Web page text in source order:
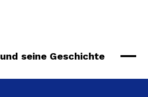
seine Geschichte